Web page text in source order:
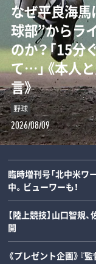
なぜ平良海
球部”からラ
のか？「15分
て…」《本人
言》
野球
2026/08/09
「“0－0信仰”
ロヴィッチ
者とは？「松
ンタビュー】
サッカー
2026/08/08
「後出しじゃ
ス・高橋遥人
剖…本人と中
クすぎる練習
野球
2026/08/08
臨時増刊号「北中米ワ
中。ビューワーも！
【陸上競技】山口智規
開
《プレゼント企画》『